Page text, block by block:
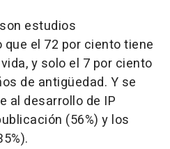
estudios
el 72 por ciento tiene
y solo el 7 por ciento
de antigüedad. Y se
al desarrollo de IP
(56%) y los